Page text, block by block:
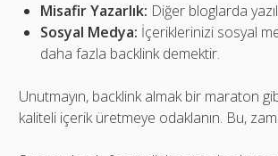
Misafir Yazarlık: Diğer bloglarda
Sosyal Medya: İçeriklerinizi sosyal
daha fazla backlink demektir.
Unutmayın, backlink almak bir maraton
kaliteli içerik üretmeye odaklanın. Bu,